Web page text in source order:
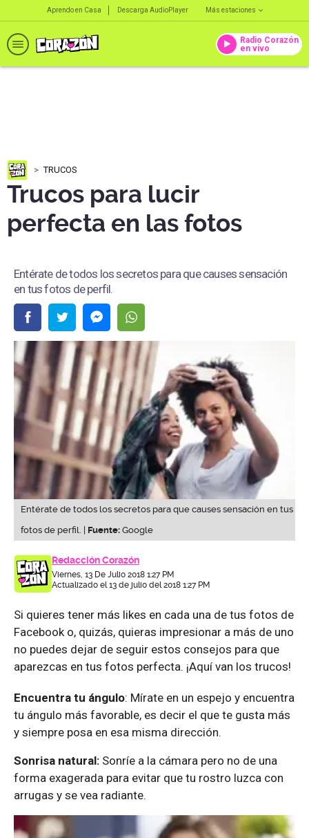
Aprendo en Casa Descarga AudioPlayer Más estaciones
Radio Corazón
en vivo
TRUCOS
Trucos para lucir
perfecta en las fotos
Entérate de todos los secretos para que causes sensación
en tus fotos de perfil.
Entérate de todos los secretos para que causes sensación en tus
fotos de perfil. | Fuente: Google
Redacción Corazón
Viernes, 13 De Julio 2018 1:27 PM
Actualizado el 13 de julio del 2018 1:27 PM
Si quieres tener más likes en cada una de tus fotos de
Facebook o, quizás, quieras impresionar a más de uno
no puedes dejar de seguir estos consejos para que
aparezcas en tus fotos perfecta. ¡Aquí van los trucos!
Encuentra tu ángulo: Mírate en un espejo y encuentra
tu ángulo más favorable, es decir el que te gusta más
y siempre posa en esa misma dirección.
Sonrisa natural: Sonríe a la cámara pero no de una
forma exagerada para evitar que tu rostro luzca con
arrugas y se vea radiante.